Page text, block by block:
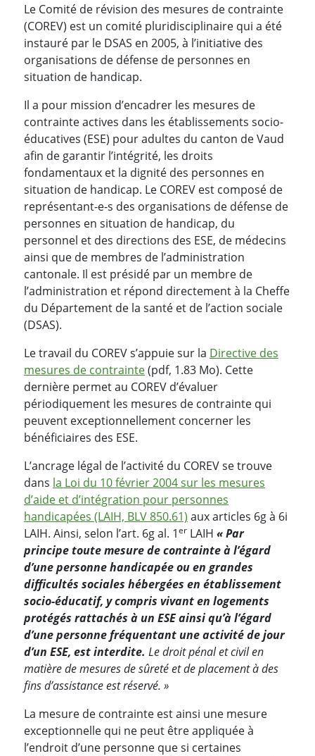
Le Comité de révision des mesures de contrainte
(COREV) est un comité pluridisciplinaire qui a été
instauré par le DSAS en 2005, à l’initiative des
organisations de défense de personnes en
situation de handicap.
Il a pour mission d’encadrer les mesures de
contrainte actives dans les établissements socio-
éducatives (ESE) pour adultes du canton de Vaud
afin de garantir l’intégrité, les droits
fondamentaux et la dignité des personnes en
situation de handicap. Le COREV est composé de
représentant-e-s des organisations de défense de
personnes en situation de handicap, du
personnel et des directions des ESE, de médecins
ainsi que de membres de l’administration
cantonale. Il est présidé par un membre de
l’administration et répond directement à la Cheffe
du Département de la santé et de l’action sociale
(DSAS).
Le travail du COREV s’appuie sur la Directive des
mesures de contrainte(pdf, 1.83 Mo). Cette
dernière permet au COREV d’évaluer
périodiquement les mesures de contrainte qui
peuvent exceptionnellement concerner les
bénéficiaires des ESE.
L’ancrage légal de l’activité du COREV se trouve
dans la Loi du 10 février 2004 sur les mesures
d’aide et d’intégration pour personnes
handicapées (LAIH, BLV 850.61) aux articles 6g à 6i
LAIH. Ainsi, selon l’art. 6g al. 1er LAIH « Par
principe toute mesure de contrainte à l’égard
d’une personne handicapée ou en grandes
difficultés sociales hébergées en établissement
socio-éducatif, y compris vivant en logements
protégés rattachés à un ESE ainsi qu’à l’égard
d’une personne fréquentant une activité de jour
d’un ESE, est interdite. Le droit pénal et civil en
matière de mesures de sûreté et de placement à des
fins d’assistance est réservé. »
La mesure de contrainte est ainsi une mesure
exceptionnelle qui ne peut être appliquée à
l’endroit d’une personne que si certaines